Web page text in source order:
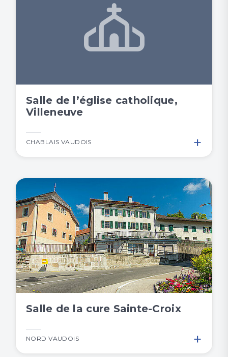
Salle de l’église catholique,
Villeneuve
CHABLAIS VAUDOIS +
Salle de la cure Sainte-Croix
NORD VAUDOIS +